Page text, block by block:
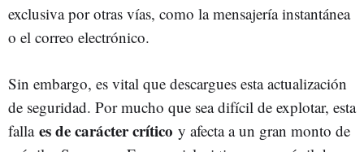
exclusiva por otras vías, como la mensajería instantánea
o el correo electrónico.
Sin embargo, es vital que descargues esta actualización
de seguridad. Por mucho que sea difícil de explotar, esta
falla es de carácter crítico y afecta a un gran monto de